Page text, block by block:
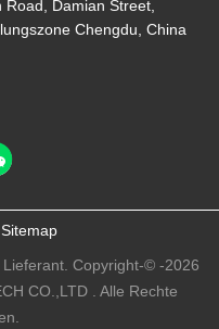
Road, Damian Street,
Chengdu, China
Sitemap
Copyright-© -2026
CO.,LTD . Alle Rechte